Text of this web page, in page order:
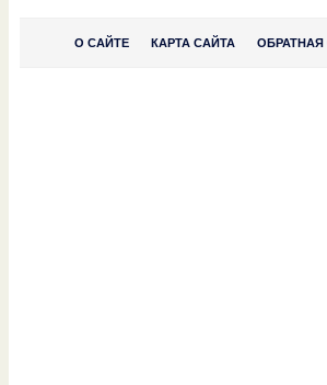
О САЙТЕ КАРТА САЙТА ОБРАТНАЯ